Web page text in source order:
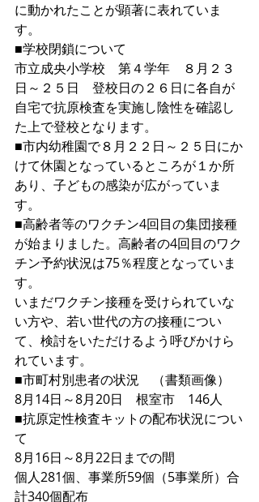
に動かれたことが顕著に表れていま
す。
■学校閉鎖について
市立成央小学校　第４学年　８月２３
日～２５日　登校日の２６日に各自が
自宅で抗原検査を実施し陰性を確認し
た上で登校となります。
■市内幼稚園で８月２２日～２５日にか
けて休園となっているところが１か所
あり、子どもの感染が広がっていま
す。
■高齢者等のワクチン4回目の集団接種
が始まりました。高齢者の4回目のワク
チン予約状況は75％程度となっていま
す。
いまだワクチン接種を受けられていな
い方や、若い世代の方の接種につい
て、検討をいただけるよう呼びかけら
れています。
■市町村別患者の状況　（書類画像）
8月14日～8月20日　根室市　146人
■抗原定性検査キットの配布状況につい
て
8月16日～8月22日までの間
個人281個、事業所59個（5事業所）合
計340個配布